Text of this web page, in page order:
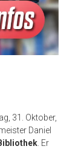
31. Oktober,
Daniel
. Er